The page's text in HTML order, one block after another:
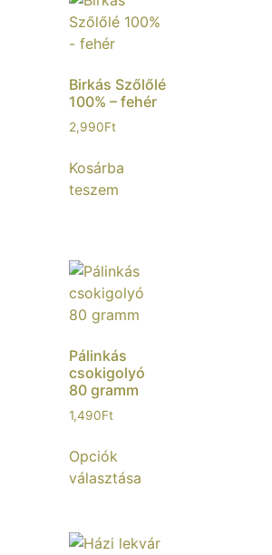
Birkás Szőlőlé
100% – fehér
2,990Ft
Kosárba
teszem
Pálinkás
csokigolyó
80 gramm
1,490Ft
Opciók
választása